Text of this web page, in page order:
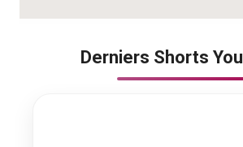
Derniers Shorts